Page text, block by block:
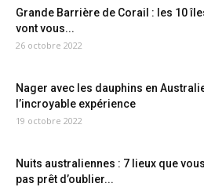
Grande Barrière de Corail : les 10
vont vous...
26 octobre 2022
Nager avec les dauphins en
l’incroyable expérience
19 octobre 2022
Nuits australiennes : 7 lieux que vous
pas prêt d’oublier...